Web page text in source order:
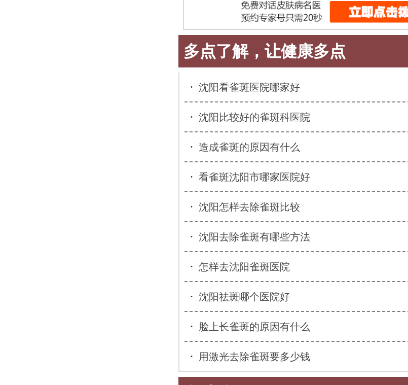
多点了解，让健康多点
· 沈阳看雀斑医院哪家好
· 沈阳比较好的雀斑科医院
· 造成雀斑的原因有什么
· 看雀斑沈阳市哪家医院好
· 沈阳怎样去除雀斑比较
· 沈阳去除雀斑有哪些方法
· 怎样去沈阳雀斑医院
· 沈阳祛斑哪个医院好
· 脸上长雀斑的原因有什么
· 用激光去除雀斑要多少钱